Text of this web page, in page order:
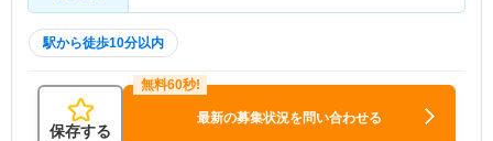
駅から徒歩10分以内
保存する
最新の募集状況を問い合わせる